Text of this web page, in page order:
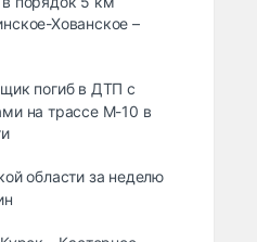
Хованское –
погиб в ДТП с
на трассе М-10 в
области за неделю